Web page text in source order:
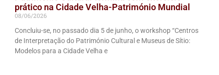
prático na Cidade Velha-Património Mundial
08/06/2026
Concluiu-se, no passado dia 5 de junho, o workshop “Centros
de Interpretação do Património Cultural e Museus de Sítio:
Modelos para a Cidade Velha e